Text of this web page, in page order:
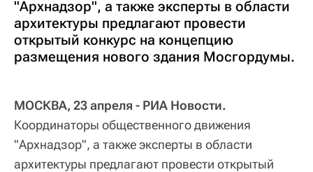
"Архнадзор", а также эксперты в области
архитектуры предлагают провести
открытый конкурс на концепцию
размещения нового здания Мосгордумы.
МОСКВА, 23 апреля - РИА Новости.
Координаторы общественного движения
"Архнадзор", а также эксперты в области
архитектуры предлагают провести открытый